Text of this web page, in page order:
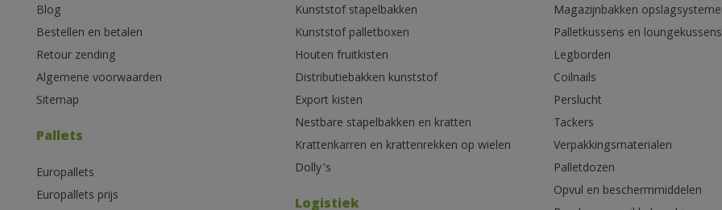
Blog
Bestellen en betalen
Retour zending
Algemene voorwaarden
Sitemap
Pallets
Europallets
Europallets prijs
Kunststof stapelbakken
Kunststof palletboxen
Houten fruitkisten
Distributiebakken kunststof
Export kisten
Nestbare stapelbakken en kratten
Krattenkarren en krattenrekken op wielen
Dolly’s
Logistiek
Magazijnbakken
Palletkussens en loungekussens
Legborden
Coilnails
Perslucht
Tackers
Verpakkingsmaterialen
Palletdozen
Opvul en beschermmiddelen